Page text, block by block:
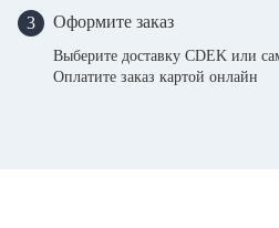
3 Оформите заказ
Выберите доставку CDEK или
Оплатите заказ картой онлайн